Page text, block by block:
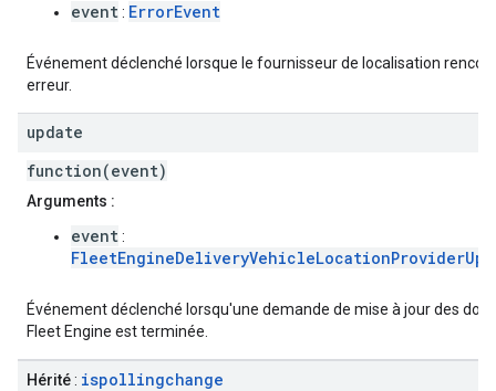
event: ErrorEvent
Événement déclenché lorsque le fournisseur de localisation
erreur.
update
function(event)
Arguments :
event:
Événement déclenché lorsqu'une demande de mise à jour des
Fleet Engine est terminée.
Hérité: ispollingchange